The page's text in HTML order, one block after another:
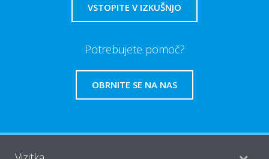
VSTOPITE V IZKUŠNJO
Potrebujete pomoč?
OBRNITE SE NA NAS